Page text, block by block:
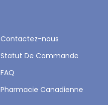
Contactez-nous
Statut De Commande
FAQ
Pharmacie Canadienne